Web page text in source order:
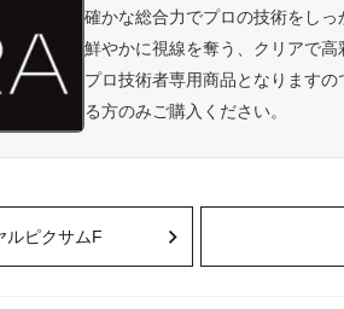
確かな総合力でプロの技術をしっ
鮮やかに視線を奪う、クリアで高
プロ技術者専用商品となります
る方のみご購入ください。
ルピクサムF